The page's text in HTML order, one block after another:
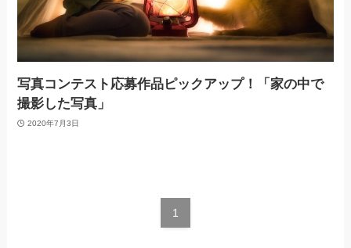
写真コンテスト応募作品ピックアップ！「家の中で
撮影した写真」
2020年7月3日
1